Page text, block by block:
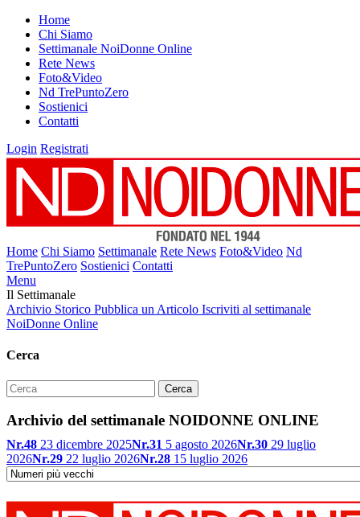
Home
Chi Siamo
Settimanale NoiDonne Online
Rete News
Foto&Video
Nd TrePuntoZero
Sostienici
Contatti
Login Registrati
Home Chi Siamo Settimanale Rete News Foto&Video Nd
TrePuntoZero Sostienici Contatti
Menu
Il Settimanale
Archivio Storico Pubblica un Articolo Iscriviti al settimanale
NoiDonne Online
Cerca
Archivio del settimanale NOIDONNE ONLINE
Nr.48 23 dicembre 2025Nr.31 5 agosto 2026Nr.30 29 luglio
2026Nr.29 22 luglio 2026Nr.28 15 luglio 2026